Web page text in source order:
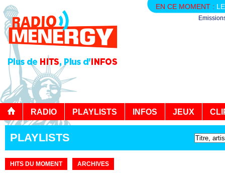
EN CE MOMENT :
RADIO PLAYLISTS INFOS JEUX
PLAYLISTS
HITS DU MOMENT ARCHIVES